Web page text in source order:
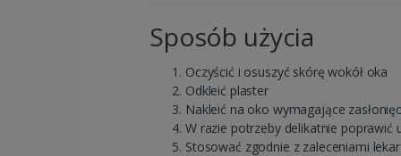
Sposób użycia
Oczyścić i osuszyć skórę wokół oka
Odkleić plaster
Nakleić na oko wymagające
W razie potrzeby delikatnie poprawić
Stosować zgodnie z zaleceniami